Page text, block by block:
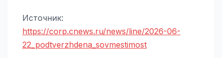
Источник:
https://corp.cnews.ru/news/line/2026-06-
22_podtverzhdena_sovmestimost